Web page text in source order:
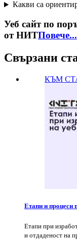
Какви са
Уеб сайт по
от НИТПовече...
Свързани
КЪМ
Етапи и процеси
Етапи при
и отдаденост на